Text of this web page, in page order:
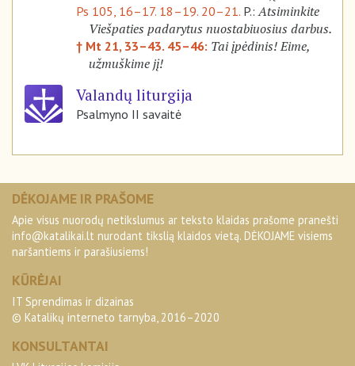
Ps 105, 16–17. 18–19. 20–21. P.:Atsiminkite
Viešpaties padarytus nuostabiuosius darbus.
† Mt 21, 33–43. 45–46: Tai įpėdinis! Eime,
užmuškime jį!
Valandų liturgija
Psalmyno II savaitė
DĖKOJAME IR PRAŠOME
Apie visus nuorodų netikslumus ar teksto klaidas prašome pranešti
info@katalikai.lt nurodant tikslią klaidos vietą. DĖKOJAME visiems
naršantiems ir parašiusiems!
KŪRĖJAI
IT Sprendimas ir dizainas
© Katalikų interneto tarnyba, 2016–2020
KONSULTANTAI